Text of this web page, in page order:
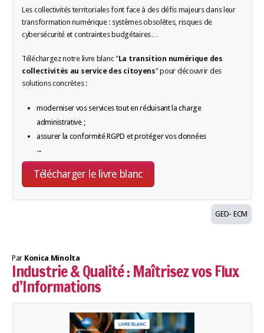
Les collectivités territoriales font face à des défis majeurs dans leur
transformation numérique : systèmes obsolètes, risques de
cybersécurité et contraintes budgétaires…
Téléchargez notre livre blanc "La transition numérique des
collectivités au service des citoyens" pour découvrir des
solutions concrètes :
moderniser vos services tout en réduisant la charge
administrative ;
assurer la conformité RGPD et protéger vos données
...
Télécharger le livre blanc
GED- ECM
Par Konica Minolta
Industrie & Qualité : Maîtrisez vos Flux
d’Informations